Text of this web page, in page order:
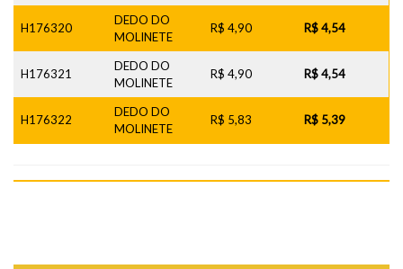
H176320
DEDO DO
MOLINETE
R$ 4,90 R$ 4,54
H176321
DEDO DO
MOLINETE
R$ 4,90 R$ 4,54
H176322
DEDO DO
MOLINETE
R$ 5,83 R$ 5,39